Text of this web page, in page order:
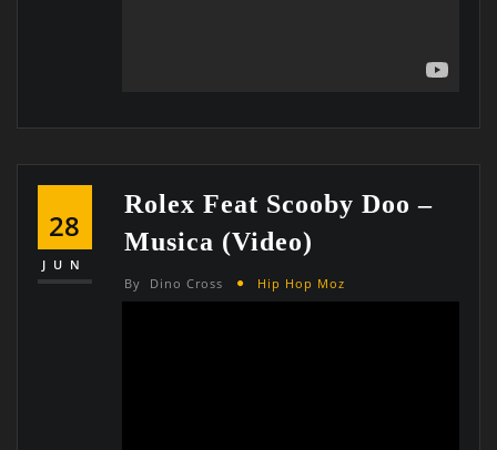
28
JUN
Rolex Feat Scooby Doo –
Musica (Video)
By Dino Cross Hip Hop Moz